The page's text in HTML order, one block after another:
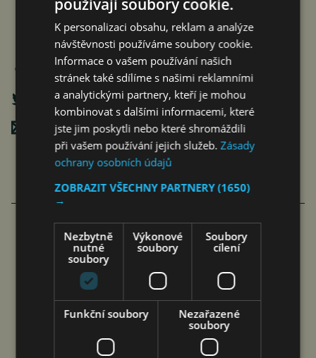
Poslat mailem
NOVÝ CHERY TIGGO 7 HEV ZVYŠUJE
BEZPEČNOST PRO RODINY S 5*
HODNOCENÍM EURO…
6. 8. 2026
používají soubory cookie.
K personalizaci obsahu, reklam a analýze
návštěvnosti používáme soubory cookie.
Informace o vašem používání našich
stránek také sdílíme s našimi reklamními
a analytickými partnery, kteří je mohou
kombinovat s dalšími informacemi, které
jste jim poskytli nebo které shromáždili
při vašem používání jejich služeb.Zásady
ochrany osobních údajů
ZOBRAZIT VŠECHNY PARTNERY(1650)
→
Nezbytně
nutné
soubory
Výkonové
soubory
Soubory
cílení
Funkční soubory
Nezařazené
soubory